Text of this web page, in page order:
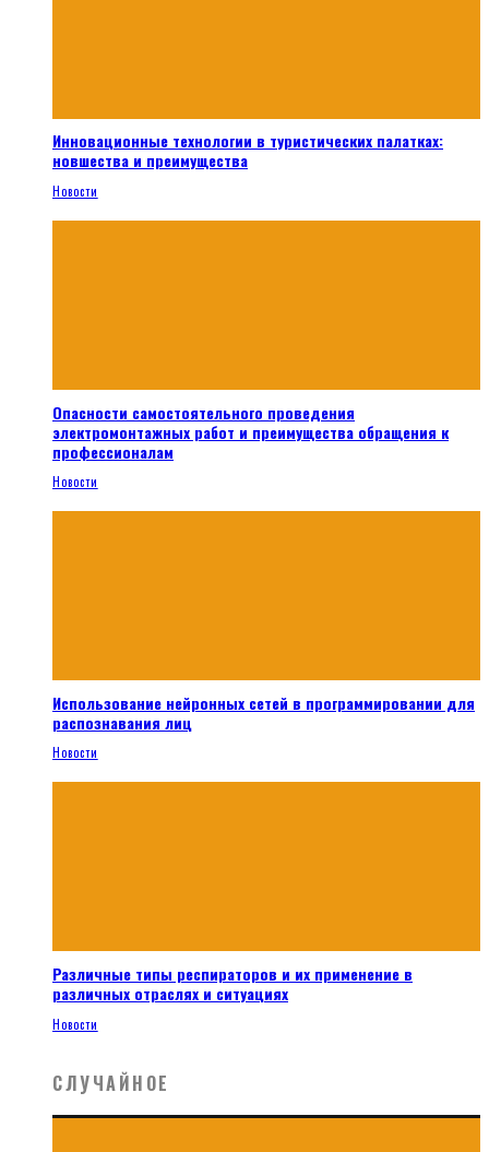
Инновационные технологии в туристических палатках:
новшества и преимущества
Новости
Опасности самостоятельного проведения
электромонтажных работ и преимущества обращения к
профессионалам
Новости
Использование нейронных сетей в программировании для
распознавания лиц
Новости
Различные типы респираторов и их применение в
различных отраслях и ситуациях
Новости
СЛУЧАЙНОЕ